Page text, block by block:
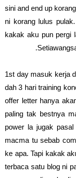
sini and end up
ni korang lulus
kakak aku pun pergi
1st day masuk kerja
dah 3 hari training
offer letter hanya
paling tak bestnya
power la jugak
macma tu sebab
ke apa. Tapi kakak
terbaca satu blog ni